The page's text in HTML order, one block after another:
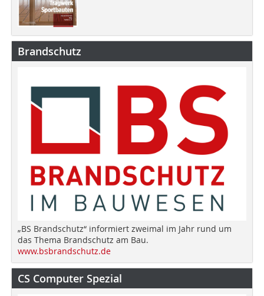
Brandschutz
„BS Brandschutz“ informiert zweimal im Jahr rund um
das Thema Brandschutz am Bau.
www.bsbrandschutz.de
CS Computer Spezial